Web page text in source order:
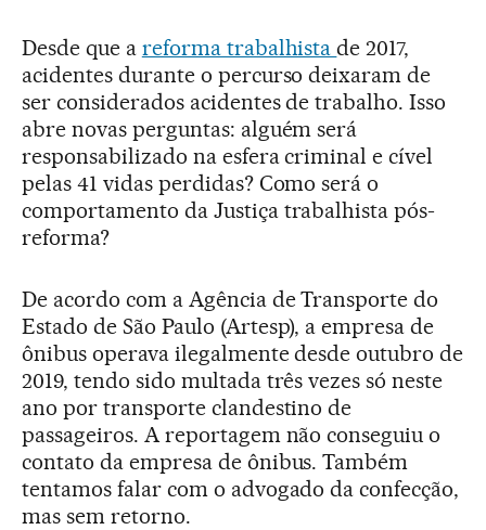
Desde que a reforma trabalhistade 2017,
acidentes durante o percurso deixaram de
ser considerados acidentes de trabalho. Isso
abre novas perguntas: alguém será
responsabilizado na esfera criminal e cível
pelas 41 vidas perdidas? Como será o
comportamento da Justiça trabalhista pós-
reforma?
De acordo com a Agência de Transporte do
Estado de São Paulo (Artesp), a empresa de
ônibus operava ilegalmente desde outubro de
2019, tendo sido multada três vezes só neste
ano por transporte clandestino de
passageiros. A reportagem não conseguiu o
contato da empresa de ônibus. Também
tentamos falar com o advogado da confecção,
mas sem retorno.